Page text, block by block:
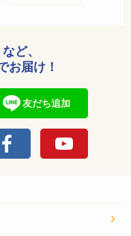
ど、
お届け！
友だち追加